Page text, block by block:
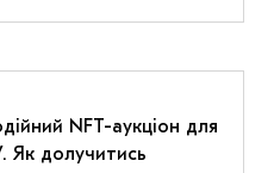
NFT-аукціон для
Як долучитись